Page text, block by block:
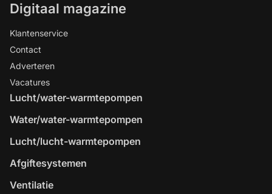
Digitaal magazine
Klantenservice
Contact
Adverteren
Vacatures
Lucht/water-warmtepompen
Water/water-warmtepompen
Lucht/lucht-warmtepompen
Afgiftesystemen
Ventilatie